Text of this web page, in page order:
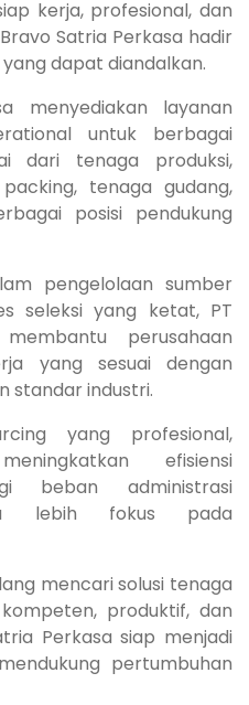
kerja, profesional, dan
Satria Perkasa hadir
dapat diandalkan.
menyediakan layanan
untuk berbagai
dari tenaga produksi,
tenaga gudang,
posisi pendukung
pengelolaan sumber
seleksi yang ketat, PT
perusahaan
yang sesuai dengan
standar industri.
yang profesional,
efisiensi
beban administrasi
lebih fokus pada
mencari solusi tenaga
produktif, dan
Perkasa siap menjadi
pertumbuhan